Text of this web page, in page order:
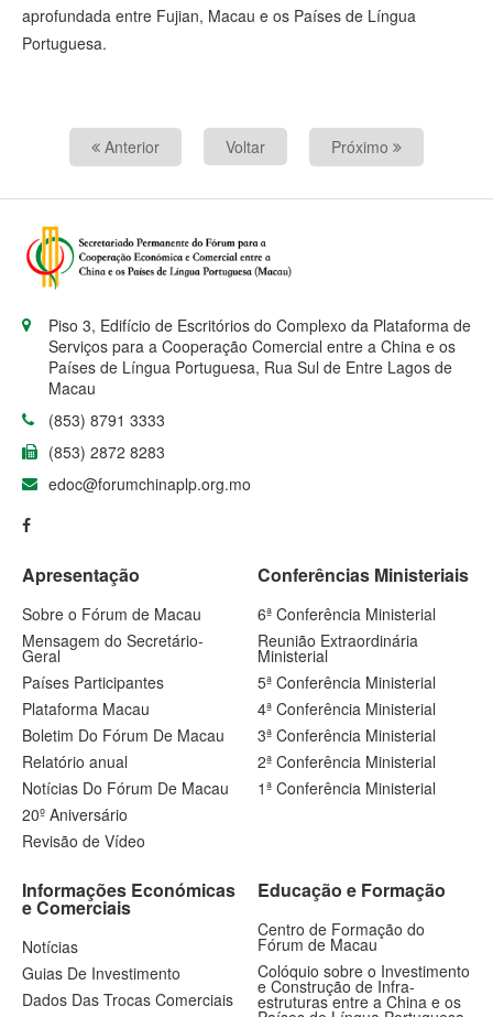
aprofundada entre Fujian, Macau e os Países de Língua
Portuguesa.
Anterior Voltar Próximo
Piso 3, Edifício de Escritórios do Complexo da Plataforma de
Serviços para a Cooperação Comercial entre a China e os
Países de Língua Portuguesa, Rua Sul de Entre Lagos de
Macau
(853) 8791 3333
(853) 2872 8283
edoc@forumchinaplp.org.mo
Apresentação
Sobre o Fórum de Macau
Mensagem do Secretário-
Geral
Países Participantes
Plataforma Macau
Boletim Do Fórum De Macau
Relatório anual
Notícias Do Fórum De Macau
20º Aniversário
Revisão de Vídeo
Conferências Ministeriais
6ª Conferência Ministerial
Reunião Extraordinária
Ministerial
5ª Conferência Ministerial
4ª Conferência Ministerial
3ª Conferência Ministerial
2ª Conferência Ministerial
1ª Conferência Ministerial
Informações Económicas
e Comerciais
Notícias
Guias De Investimento
Dados Das Trocas Comerciais
Educação e Formação
Centro de Formação do
Fórum de Macau
Colóquio sobre o Investimento
e Construção de Infra-
estruturas entre a China e os